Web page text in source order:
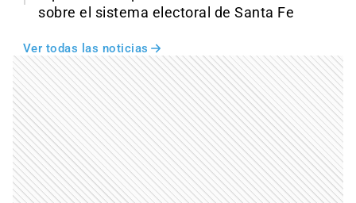
sobre el sistema electoral de Santa Fe
Ver todas las noticias